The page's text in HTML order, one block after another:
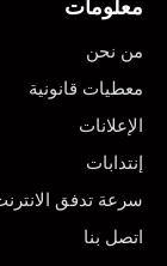
معلومات
من نحن
معطيات قانونية
الإعلانات
إنتدابات
سرعة تدفق
اتصل بنا